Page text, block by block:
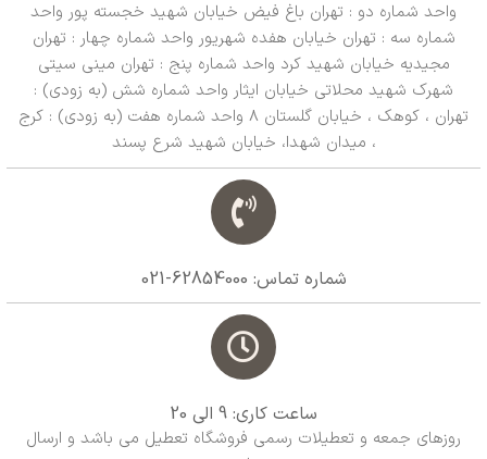
واحد شماره دو : تهران باغ فیض خیابان شهید خجسته پور واحد
شماره سه : تهران خیابان هفده شهریور واحد شماره چهار : تهران
مجیدیه خیابان شهید کرد واحد شماره پنج : تهران مینی سیتی
شهرک شهید محلاتی خیابان ایثار واحد شماره شش (به زودی) :
تهران ، کوهک ، خیابان گلستان 8 واحد شماره هفت (به زودی) : کرج
، میدان شهدا، خیابان شهید شرع پسند
شماره تماس: 62854000-021
ساعت کاری: 9 الی 20
روزهای جمعه و تعطیلات رسمی فروشگاه تعطیل می باشد و ارسال